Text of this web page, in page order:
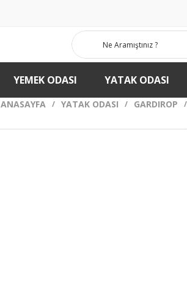
YEMEK ODASI YATAK ODASI
ANASAYFA YATAK ODASI GARDIROP